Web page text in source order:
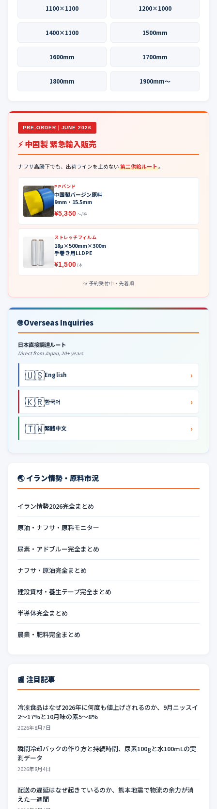
1100×1100 1200×1000
1400×1100 1500mm
1600mm 1700mm
1800mm 1900mm〜
PRE-ORDER｜JUNE 2026
⚡ 中国製 緊急輸入販売
ナフサ高騰下でも、出荷ラインを止めない第二供給ルート。
PPバンド
中国製バージン原料
9mm・15.5mm
¥5,350 〜/巻
ストレッチフィルム
18μ×500mm×300m
手巻き用LLDPE
¥1,500 /本
予約受付中・先着順
🌐 Overseas Inquiries
日本直接調達ルート
Direct from Japan, 20+ years
🇺🇸English ›
🇰🇷한국어 ›
🇹🇼繁體中文 ›
🌏 イラン情勢・原料市況
イラン情勢2026完全まとめ
原油・ナフサ・原料モニター
尿素・アドブルー完全まとめ
ナフサ・原油完全まとめ
建設資材・養生テープ完全まとめ
半導体完全まとめ
農業・肥料完全まとめ
📰 注目記事
冷凍食品はなぜ2026年に何度も値上げされるのか、9月ニッスイ
2〜17%と10月味の素5〜8%
2026年8月7日
瞬間冷却パックの作り方と持続時間、尿素100gと水100mLの実
測データ
2026年8月4日
配送の遅延はなぜ起きているのか、熊本地震で物流の余力が消
えた一週間